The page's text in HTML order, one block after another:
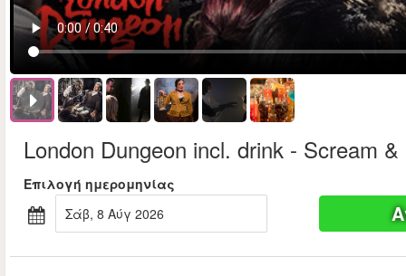
London Dungeon incl. drink - Scream
Επιλογή ημερομηνίας
Σάβ, 8 Αύγ 2026